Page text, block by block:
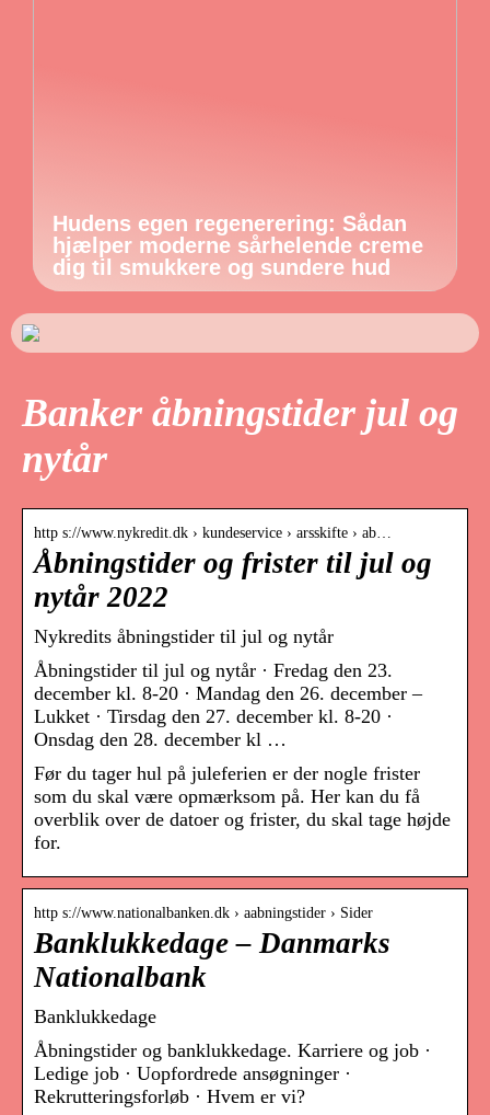
Hudens egen regenerering: Sådan
hjælper moderne sårhelende creme
dig til smukkere og sundere hud
Banker åbningstider jul og
nytår
http s://www.nykredit.dk › kundeservice › arsskifte › ab…
Åbningstider og frister til jul og
nytår 2022
Nykredits åbningstider til jul og nytår
Åbningstider til jul og nytår · Fredag den 23.
december kl. 8-20 · Mandag den 26. december –
Lukket · Tirsdag den 27. december kl. 8-20 ·
Onsdag den 28. december kl …
Før du tager hul på juleferien er der nogle frister
som du skal være opmærksom på. Her kan du få
overblik over de datoer og frister, du skal tage højde
for.
http s://www.nationalbanken.dk › aabningstider › Sider
Banklukkedage – Danmarks
Nationalbank
Banklukkedage
Åbningstider og banklukkedage. Karriere og job ·
Ledige job · Uopfordrede ansøgninger ·
Rekrutteringsforløb · Hvem er vi?